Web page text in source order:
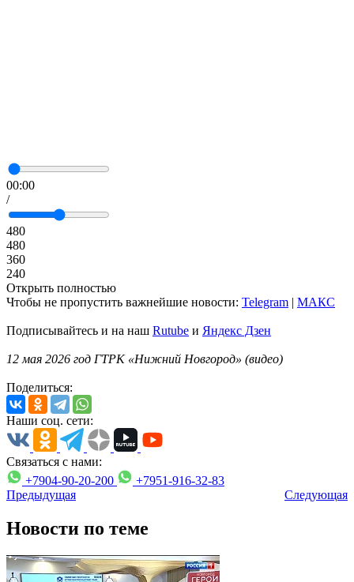
00:00
/
480
480
360
240
Открыть полностью
Чтобы не пропустить важнейшие новости: Telegram | MAКС
Подписывайтесь и на наш Rutube и Яндекс Дзен
12 мая 2026 год ГТРК «Нижний Новгород» (видео)
Поделиться:
Наши соц. сети:
Связаться с нами:
+7904-90-20-200
+7951-916-32-83
Предыдущая
Следующая
Новости по теме